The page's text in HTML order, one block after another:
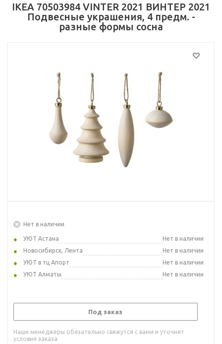
IKEA 70503984 VINTER 2021 ВИНТЕР 2021
Подвесные украшения, 4 предм. -
разные формы сосна
Нет в наличии
УЮТ Астана
Нет в наличии
Новосибирск, Лента
Нет в наличии
УЮТ в тц Апорт
Нет в наличии
УЮТ Алматы
Нет в наличии
Под заказ
Наши менеджеры обязательно свяжутся с вами и уточнят
условия заказа